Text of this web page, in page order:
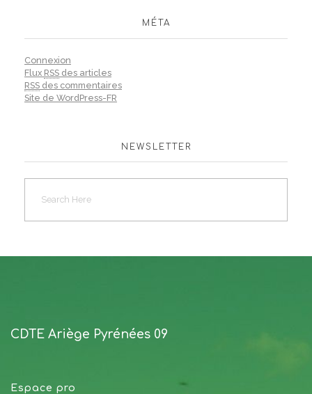
MÉTA
Connexion
Flux RSS des articles
RSS des commentaires
Site de WordPress-FR
NEWSLETTER
CDTE Ariège Pyrénées 09
Espace pro